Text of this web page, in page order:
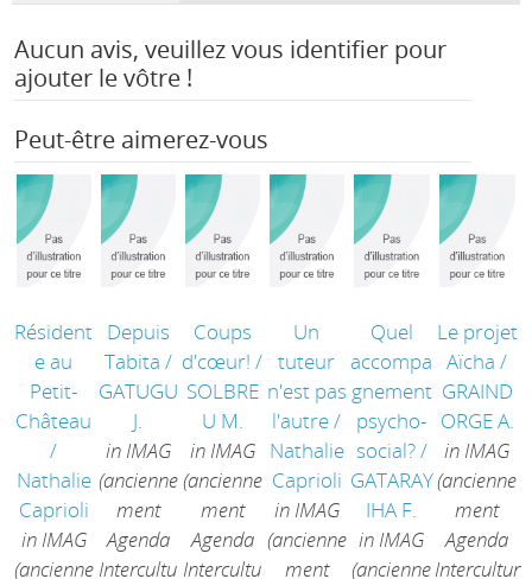
Aucun avis, veuillez vous identifier pour
ajouter le vôtre !
Peut-être aimerez-vous
Résident
e au
Petit-
Château
/
Nathalie
Caprioli
in IMAG
(ancienne
Depuis
Tabita /
GATUGU
J.
in IMAG
(ancienne
ment
Agenda
Intercultu
Coups
d'cœur! /
SOLBRE
U M.
in IMAG
(ancienne
ment
Agenda
Intercultu
Un
tuteur
n'est pas
l'autre/
Nathalie
Caprioli
in IMAG
(ancienne
ment
Quel
accompa
gnement
psycho-
social?/
GATARAY
IHA F.
in IMAG
(ancienne
Le projet
Aïcha /
GRAIND
ORGE A.
in IMAG
(ancienne
ment
Agenda
Intercultur